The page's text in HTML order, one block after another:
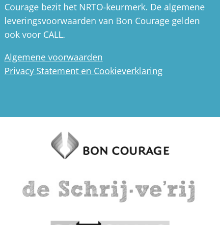
Courage bezit het NRTO-keurmerk. De algemene
leveringsvoorwaarden van Bon Courage gelden
ook voor CALL.
Algemene voorwaarden
Privacy Statement en Cookieverklaring